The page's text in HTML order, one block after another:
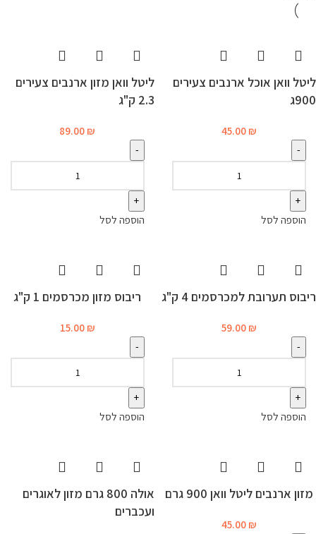
ליטל וואן אוכל ארנבים צעירים
900ג
45.00 ₪
הוספה לסל
ליטל וואן מזון ארנבים צעירים
2.3 ק"ג
89.00 ₪
הוספה לסל
ריבוס תערובת למכרסמים 4 ק"ג
59.00 ₪
הוספה לסל
ריבוס מזון מכרסמים 1 ק"ג
15.00 ₪
הוספה לסל
מזון ארנבים ליטל וואן 900 גרם
45.00 ₪
אולה 800 גרם מזון לאוגרים
ועכברים